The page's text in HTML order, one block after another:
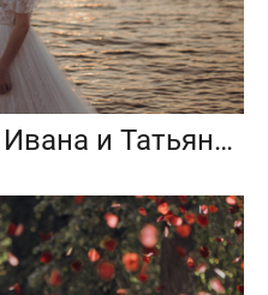
Свадебный вечер Ивана и Татьяны, любовь на закате